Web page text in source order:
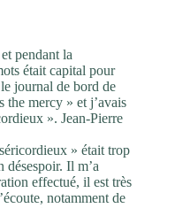
pendant la
était capital pour
journal de bord de
the mercy » et j’avais
». Jean-Pierre
» était trop
désespoir. Il m’a
effectué, il est très
notamment de